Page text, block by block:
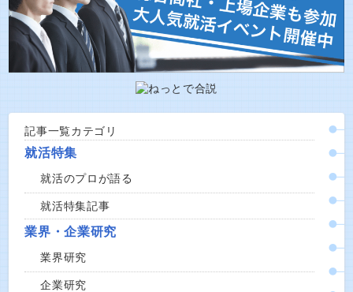
記事一覧カテゴリ
就活特集
就活のプロが語る
就活特集記事
業界・企業研究
業界研究
企業研究